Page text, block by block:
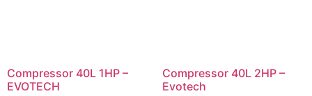
Compressor 40L 1HP –
EVOTECH
Compressor 40L 2HP –
Evotech